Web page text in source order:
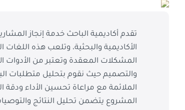
الأكاديمية والبحثية، وتلعب هذه
المشكلات المعقدة وتعتبر من
والتصميم حيث نقوم بتحليل متطلبات
الملائمة مع مراعاة تحسين الأداء ودقة
المشروع يتضمن تحليل النتائج